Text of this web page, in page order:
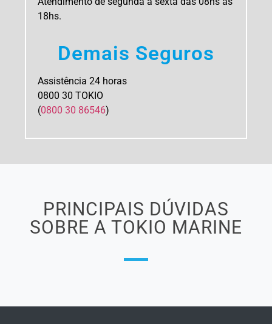
18hs.
Demais Seguros
Assistência 24 horas
0800 30 TOKIO
(0800 30 86546)
PRINCIPAIS DÚVIDAS
SOBRE A TOKIO MARINE